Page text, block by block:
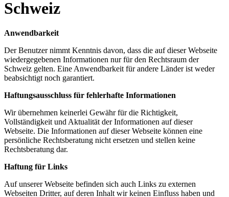
Schweiz
Anwendbarkeit
Der Benutzer nimmt Kenntnis davon, dass die auf dieser Webseite
wiedergegebenen Informationen nur für den Rechtsraum der
Schweiz gelten. Eine Anwendbarkeit für andere Länder ist weder
beabsichtigt noch garantiert.
Haftungsausschluss für fehlerhafte Informationen
Wir übernehmen keinerlei Gewähr für die Richtigkeit,
Vollständigkeit und Aktualität der Informationen auf dieser
Webseite. Die Informationen auf dieser Webseite können eine
persönliche Rechtsberatung nicht ersetzen und stellen keine
Rechtsberatung dar.
Haftung für Links
Auf unserer Webseite befinden sich auch Links zu externen
Webseiten Dritter, auf deren Inhalt wir keinen Einfluss haben und